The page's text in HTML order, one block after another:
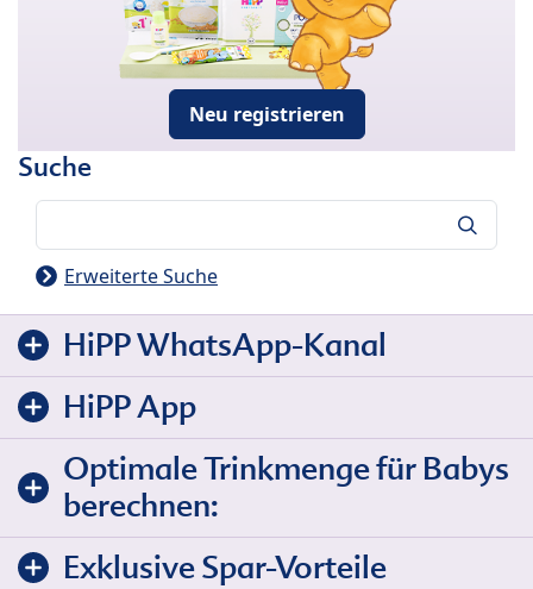
Neu registrieren
Suche
Erweiterte Suche
HiPP WhatsApp-Kanal
HiPP App
Optimale Trinkmenge für Babys
berechnen:
Exklusive Spar-Vorteile